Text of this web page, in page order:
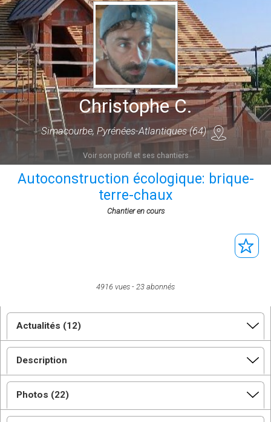
Christophe C.
Simacourbe, Pyrénées-Atlantiques (64)
Voir son profil et ses chantiers
Autoconstruction écologique: brique-
terre-chaux
Chantier en cours
4916 vues 23 abonnés
Actualités (12)
Description
Photos (22)